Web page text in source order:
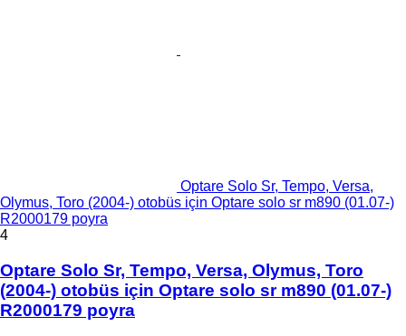
Optare Solo Sr, Tempo, Versa,
Olymus, Toro (2004-) otobüs için Optare solo sr m890 (01.07-)
R2000179 poyra
4
Optare Solo Sr, Tempo, Versa, Olymus, Toro
(2004-) otobüs için Optare solo sr m890 (01.07-)
R2000179 poyra